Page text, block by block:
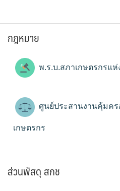
กฎหมาย
พ.ร.บ.สภาเกษตรกรแห่
ศูนย์ประสานงานคุ้มคร
เกษตรกร
ส่วนพัสดุ สกช